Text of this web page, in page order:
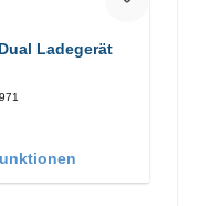
Ladegerät